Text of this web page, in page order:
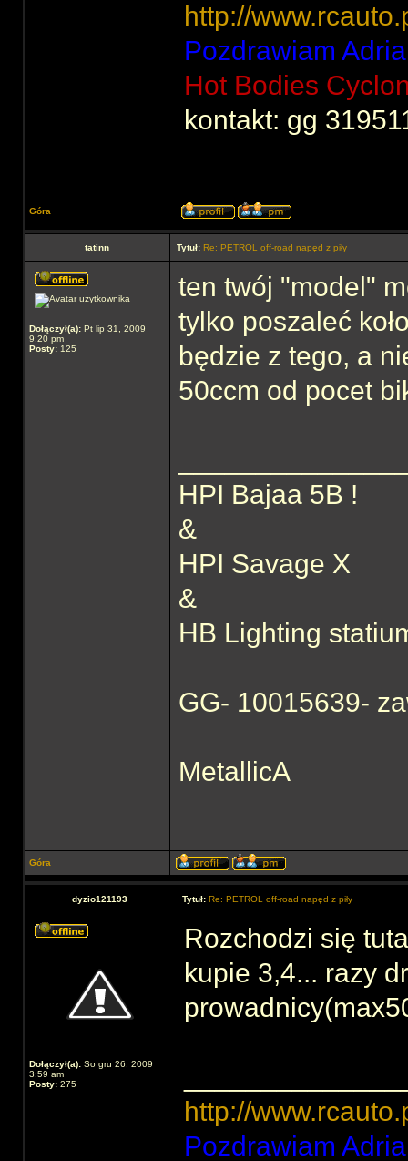
http://
Pozdrawiam
Hot Bodies
kontakt: gg
Góra
tatinn Tytuł: Re: PETROL off-road napęd z piły
Dołączył(a): Pt lip 31, 2009
9:20 pm
Posty: 125
ten twój "model"
tylko poszaleć
będzie z tego, a
50ccm od pocet
HPI Bajaa 5B !
&
HPI Savage X
&
HB Lighting
GG- 10015639-
MetallicA
Góra
dyzio121193 Tytuł: Re: PETROL off-road napęd z piły
Dołączył(a): So gru 26, 2009
3:59 am
Posty: 275
Rozchodzi się
kupie 3,4... razy
http://
Pozdrawiam